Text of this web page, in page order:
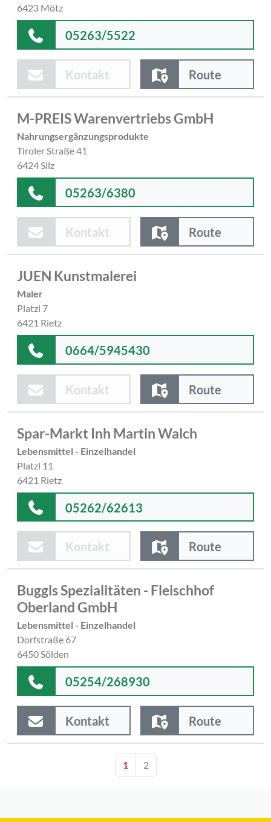
6423 Mötz
05263/5522
Kontakt Route
M-PREIS Warenvertriebs GmbH
Nahrungsergänzungsprodukte
Tiroler Straße 41
6424 Silz
05263/6380
Kontakt Route
JUEN Kunstmalerei
Maler
Platzl 7
6421 Rietz
0664/5945430
Kontakt Route
Spar-Markt Inh Martin Walch
Lebensmittel - Einzelhandel
Platzl 11
6421 Rietz
05262/62613
Kontakt Route
Buggls Spezialitäten - Fleischhof
Oberland GmbH
Lebensmittel - Einzelhandel
Dorfstraße 67
6450 Sölden
05254/268930
Kontakt Route
1 2